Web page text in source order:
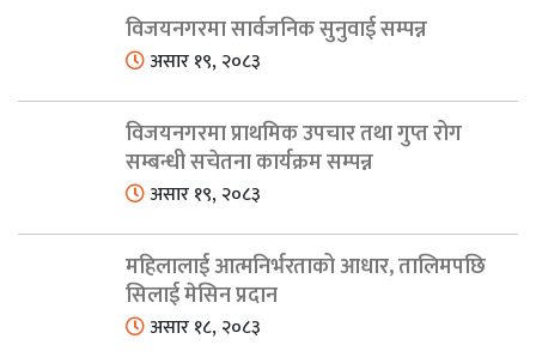
विजयनगरमा सार्वजनिक सुनुवाई सम्पन्न
असार १९, २०८३
विजयनगरमा प्राथमिक उपचार तथा गुप्त रोग
सम्बन्धी सचेतना कार्यक्रम सम्पन्न
असार १९, २०८३
महिलालाई आत्मनिर्भरताको आधार, तालिमपछि
सिलाई मेसिन प्रदान
असार १८, २०८३